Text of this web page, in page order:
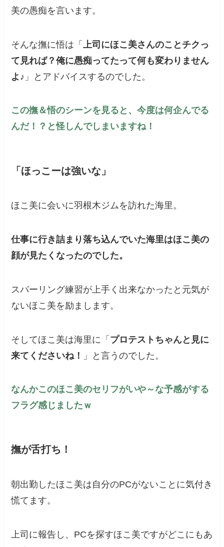
美の愚痴を言います。
そんな撫に悟は「
上司にほこ美さんのことチクっ
て見れば？俺に愚痴ってたって何も変わりません
よ♪ 」とアドバイスするのでした。
この撫＆悟のシーンを見ると、今度は何企んでる
んだ！？と怪しんでしまいますね！
「ほっこーは強いな」
ほこ美に会いに羽根木ジムを訪れた海里。
仕事に行き詰まり落ち込んでいた海里はほこ美の
顔が見たくなったのでした。
スパーリング練習が上手く出来なかったと元気が
ないほこ美を励まします。
そしてほこ美は海里に「 プロテストちゃんと見に
来てくださいね！
」と言うのでした。
なんかこのほこ美のセリフがいや～な予感がする
フラグ感じましたｗ
撫が舌打ち！
朝出勤したほこ美は自分のPCがないことに気付き
慌てます。
上司に報告し、PCを探すほこ美ですがどこにもあ